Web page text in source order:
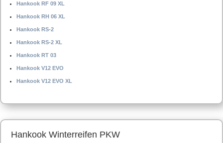
Hankook RF 09 XL
Hankook RH 06 XL
Hankook RS-2
Hankook RS-2 XL
Hankook RT 03
Hankook V12 EVO
Hankook V12 EVO XL
Hankook Winterreifen PKW